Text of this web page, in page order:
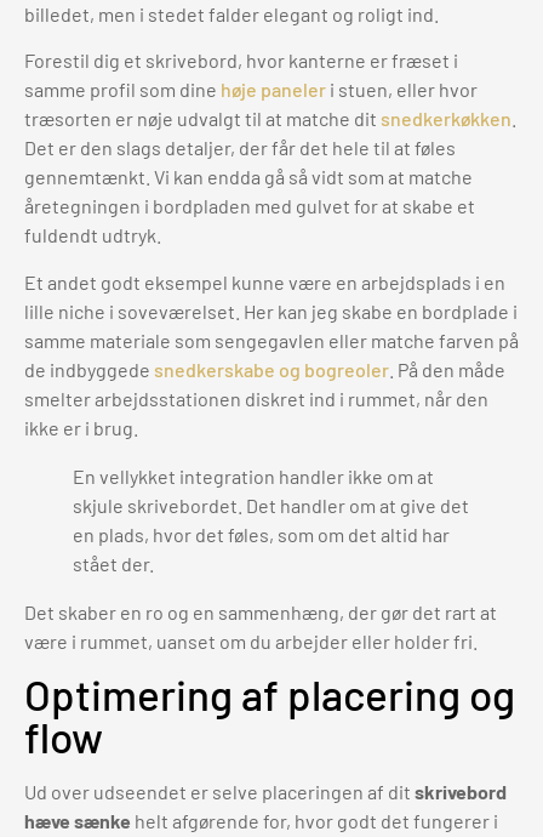
billedet, men i stedet falder elegant og roligt ind.
Forestil dig et skrivebord, hvor kanterne er fræset i
samme profil som dine høje paneler i stuen, eller hvor
træsorten er nøje udvalgt til at matche dit snedkerkøkken
Det er den slags detaljer, der får det hele til at føles
gennemtænkt. Vi kan endda gå så vidt som at matche
åretegningen i bordpladen med gulvet for at skabe et
fuldendt udtryk.
Et andet godt eksempel kunne være en arbejdsplads i en
lille niche i soveværelset. Her kan jeg skabe en bordplade i
samme materiale som sengegavlen eller matche farven på
de indbyggede snedkerskabe og bogreoler . På den måde
smelter arbejdsstationen diskret ind i rummet, når den
ikke er i brug.
En vellykket integration handler ikke om at
skjule skrivebordet. Det handler om at give det
en plads, hvor det føles, som om det altid har
stået der.
Det skaber en ro og en sammenhæng, der gør det rart at
være i rummet, uanset om du arbejder eller holder fri.
Optimering af placering og
flow
Ud over udseendet er selve placeringen af dit skrivebord
hæve sænke helt afgørende for, hvor godt det fungerer i